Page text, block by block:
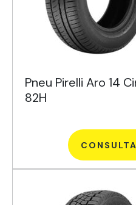
Pneu Pirelli Aro 14
82H